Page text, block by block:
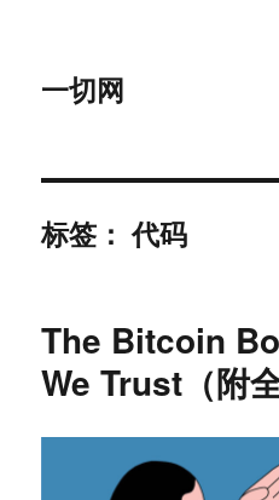
一切网
标签：代码
The Bitcoin
We Trust（附